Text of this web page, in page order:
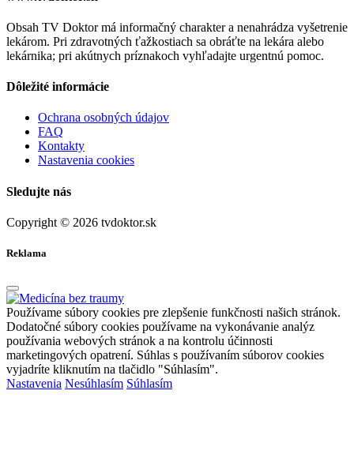
Obsah TV Doktor má informačný charakter a nenahrádza vyšetrenie
lekárom. Pri zdravotných ťažkostiach sa obráťte na lekára alebo
lekárnika; pri akútnych príznakoch vyhľadajte urgentnú pomoc.
Dôležité informácie
Ochrana osobných údajov
FAQ
Kontakty
Nastavenia cookies
Sledujte nás
Copyright © 2026 tvdoktor.sk
Reklama
Používame súbory cookies pre zlepšenie funkčnosti našich stránok.
Dodatočné súbory cookies používame na vykonávanie analýz
používania webových stránok a na kontrolu účinnosti
marketingových opatrení. Súhlas s používaním súborov cookies
vyjadríte kliknutím na tlačidlo "Súhlasím".
Nastavenia Nesúhlasím Súhlasím